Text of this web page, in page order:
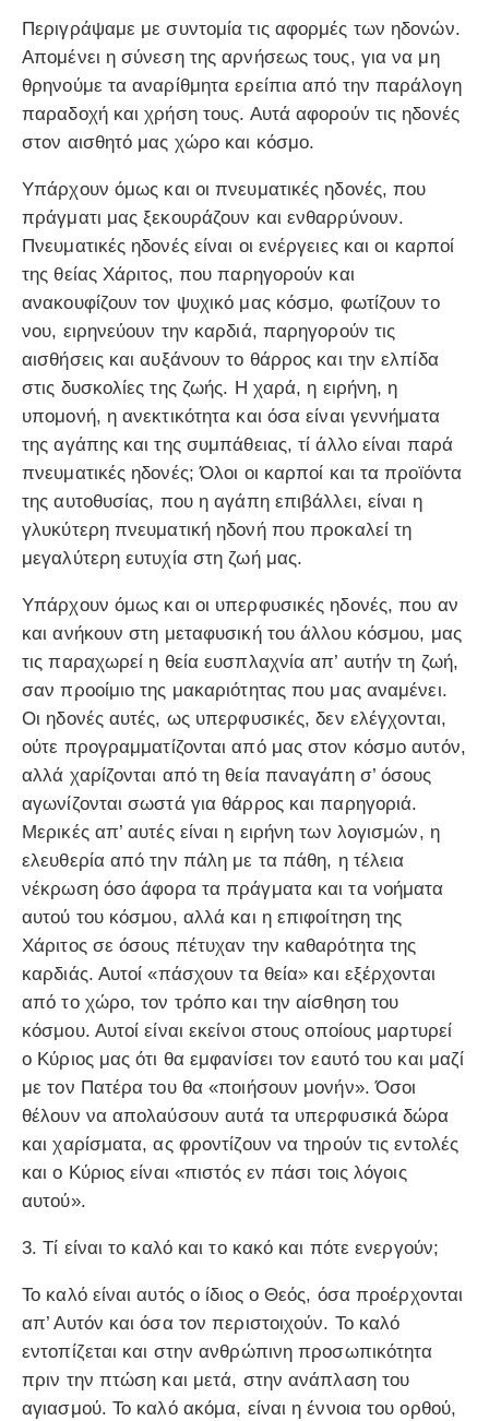
Περιγράψαμε με συντομία τις αφορμές των ηδονών.
Απομένει η σύνεση της αρνήσεως τους, για να μη
θρηνούμε τα αναρίθμητα ερείπια από την παράλογη
παραδοχή και χρήση τους. Αυτά αφορούν τις ηδονές
στον αισθητό μας χώρο και κόσμο.
Υπάρχουν όμως και οι πνευματικές ηδονές, που
πράγματι μας ξεκουράζουν και ενθαρρύνουν.
Πνευματικές ηδονές είναι οι ενέργειες και οι καρποί
της θείας Χάριτος, που παρηγορούν και
ανακουφίζουν τον ψυχικό μας κόσμο, φωτίζουν το
νου, ειρηνεύουν την καρδιά, παρηγορούν τις
αισθήσεις και αυξάνουν το θάρρος και την ελπίδα
στις δυσκολίες της ζωής. Η χαρά, η ειρήνη, η
υπομονή, η ανεκτικότητα και όσα είναι γεννήματα
της αγάπης και της συμπάθειας, τί άλλο είναι παρά
πνευματικές ηδονές; Όλοι οι καρποί και τα προϊόντα
της αυτοθυσίας, που η αγάπη επιβάλλει, είναι η
γλυκύτερη πνευματική ηδονή που προκαλεί τη
μεγαλύτερη ευτυχία στη ζωή μας.
Υπάρχουν όμως και οι υπερφυσικές ηδονές, που αν
και ανήκουν στη μεταφυσική του άλλου κόσμου, μας
τις παραχωρεί η θεία ευσπλαχνία απ’ αυτήν τη ζωή,
σαν προοίμιο της μακαριότητας που μας αναμένει.
Οι ηδονές αυτές, ως υπερφυσικές, δεν ελέγχονται,
ούτε προγραμματίζονται από μας στον κόσμο αυτόν,
αλλά χαρίζονται από τη θεία παναγάπη σ’ όσους
αγωνίζονται σωστά για θάρρος και παρηγοριά.
Μερικές απ’ αυτές είναι η ειρήνη των λογισμών, η
ελευθερία από την πάλη με τα πάθη, η τέλεια
νέκρωση όσο άφορα τα πράγματα και τα νοήματα
αυτού του κόσμου, αλλά και η επιφοίτηση της
Χάριτος σε όσους πέτυχαν την καθαρότητα της
καρδιάς. Αυτοί «πάσχουν τα θεία» και εξέρχονται
από το χώρο, τον τρόπο και την αίσθηση του
κόσμου. Αυτοί είναι εκείνοι στους οποίους μαρτυρεί
ο Κύριος μας ότι θα εμφανίσει τον εαυτό του και μαζί
με τον Πατέρα του θα «ποιήσουν μονήν». Όσοι
θέλουν να απολαύσουν αυτά τα υπερφυσικά δώρα
και χαρίσματα, ας φροντίζουν να τηρούν τις εντολές
και ο Κύριος είναι «πιστός εν πάσι τοις λόγοις
αυτού».
3. Τί είναι το καλό και το κακό και πότε ενεργούν;
Το καλό είναι αυτός ο ίδιος ο Θεός, όσα προέρχονται
απ’ Αυτόν και όσα τον περιστοιχούν. Το καλό
εντοπίζεται και στην ανθρώπινη προσωπικότητα
πριν την πτώση και μετά, στην ανάπλαση του
αγιασμού. Το καλό ακόμα, είναι η έννοια του ορθού,